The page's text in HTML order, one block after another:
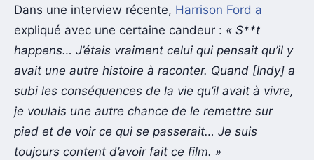
Dans une interview récente, Harrison Ford a
expliqué avec une certaine candeur : « S**t
happens… J’étais vraiment celui qui pensait qu’il y
avait une autre histoire à raconter. Quand [Indy] a
subi les conséquences de la vie qu’il avait à vivre,
je voulais une autre chance de le remettre sur
pied et de voir ce qui se passerait… Je suis
toujours content d’avoir fait ce film. »